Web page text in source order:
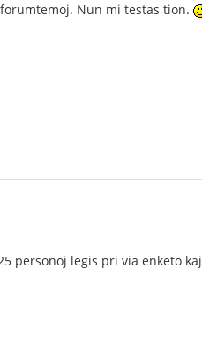
Nun mi testas tion.
personoj legis pri via enketo